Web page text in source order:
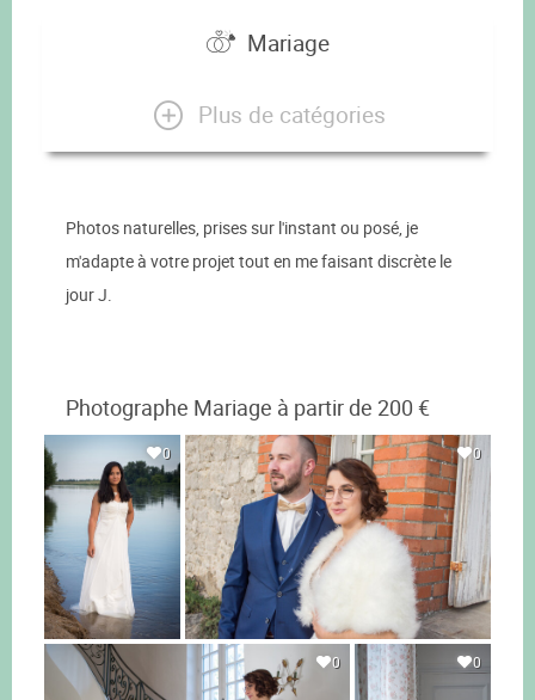
Mariage
Plus de catégories
Photos naturelles, prises sur l'instant ou posé, je
m'adapte à votre projet tout en me faisant discrète le
jour J.
Photographe Mariage à partir de 200 €
0 0
0 0